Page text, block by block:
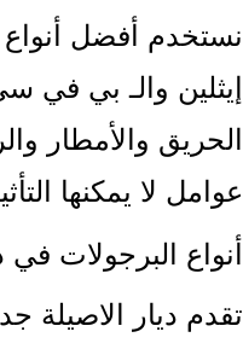
نستخدم أفضل
إيثلين والـ بي
الحريق والأمطار
عوامل لا يمكنها
أنواع البرجولات في
تقدم ديار الاصيلة